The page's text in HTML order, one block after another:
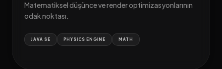
Matematiksel düşünce ve render optimizasyonlarının
odak noktası.
JAVA SE PHYSICS ENGINE MATH